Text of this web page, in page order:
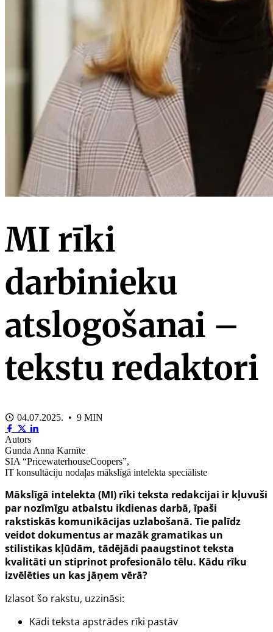
MI rīki
darbinieku
atslogošanai –
tekstu redaktori
04.07.2025. • 9 MIN
Autors
Gunda Anna Karnīte
SIA “PricewaterhouseCoopers”,
IT konsultāciju nodaļas mākslīgā intelekta speciāliste
Mākslīgā intelekta (MI) rīki teksta redakcijai ir kļuvuši
par nozīmīgu atbalstu ikdienas darbā, īpaši
rakstiskās komunikācijas uzlabošanā. Tie palīdz
veidot dokumentus ar mazāk gramatikas un
stilistikas kļūdām, tādējādi paaugstinot teksta
kvalitāti un stiprinot profesionālo tēlu. Kādu rīku
izvēlēties un kas jāņem vērā?
Izlasot šo rakstu, uzzināsi:
Kādi teksta apstrādes rīki pastāv